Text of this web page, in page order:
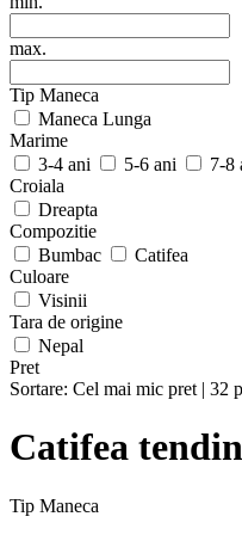
max.
Tip Maneca
Maneca Lunga
Marime
3-4 ani
5-6 ani 7-8
Croiala
Dreapta
Compozitie
Bumbac
Catifea
Culoare
Visinii
Tara de origine
Nepal
Pret
Sortare: Cel mai mic pret | 32
Catifea
Tip Maneca